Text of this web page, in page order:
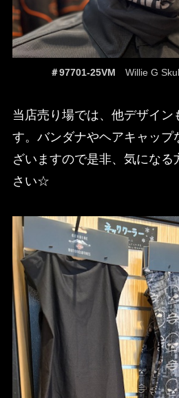
＃97701-25VM Willie G
当店売り場では、他デザイン
す。バンダナやヘアキャップ
ざいますので是非、気になる
さい☆